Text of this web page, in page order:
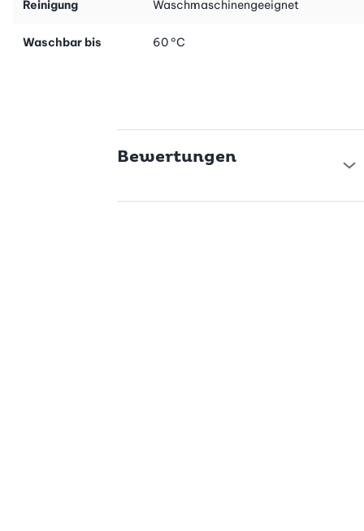
Reinigung Waschmaschinengeeignet
Waschbar bis 60 °C
Bewertungen